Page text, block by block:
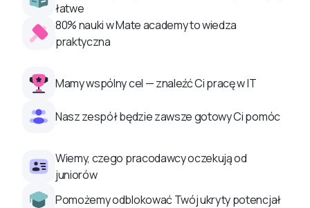
łatwe
80% nauki w Mate academy to wiedza
praktyczna
Mamy wspólny cel — znaleźć Ci pracę w IT
Nasz zespół będzie zawsze gotowy Ci pomóc
Wiemy, czego pracodawcy oczekują od
juniorów
Pomożemy odblokować Twój ukryty potencjał